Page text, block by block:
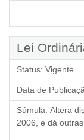
Lei
Status: Vigente
Data de
Súmula: Altera
2006, e dá